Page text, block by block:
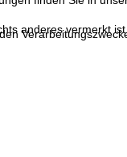
anderes vermerkt